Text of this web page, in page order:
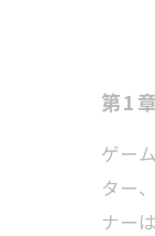
第1
ゲー
ター
ナー